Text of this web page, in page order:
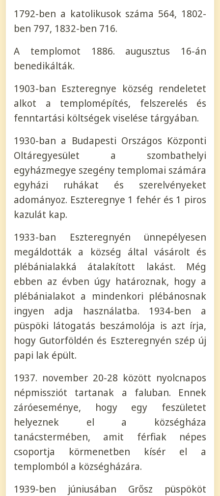
1792-ben a katolikusok száma 564, 1802-
ben 797, 1832-ben 716.
A templomot 1886. augusztus 16-án
benedikálták.
1903-ban Eszteregnye község rendeletet
alkot a templomépítés, felszerelés és
fenntartási költségek viselése tárgyában.
1930-ban a Budapesti Országos Központi
Oltáregyesület a szombathelyi
egyházmegye szegény templomai számára
egyházi ruhákat és szerelvényeket
adományoz. Eszteregnye 1 fehér és 1 piros
kazulát kap.
1933-ban Eszteregnyén ünnepélyesen
megáldották a község által vásárolt és
plébánialakká átalakított lakást. Még
ebben az évben úgy határoznak, hogy a
plébánialakot a mindenkori plébánosnak
ingyen adja használatba. 1934-ben a
püspöki látogatás beszámolója is azt írja,
hogy Gutorföldén és Eszteregnyén szép új
papi lak épült.
1937. november 20-28 között nyolcnapos
népmissziót tartanak a faluban. Ennek
záróeseménye, hogy egy feszületet
helyeznek el a községháza
tanácstermében, amit férfiak népes
csoportja körmenetben kísér el a
templomból a községházára.
1939-ben júniusában Grősz püspököt